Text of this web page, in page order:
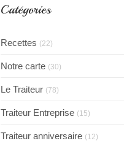
Catégories
Recettes (22)
Notre carte (30)
Le Traiteur (78)
Traiteur Entreprise (15)
Traiteur anniversaire (12)